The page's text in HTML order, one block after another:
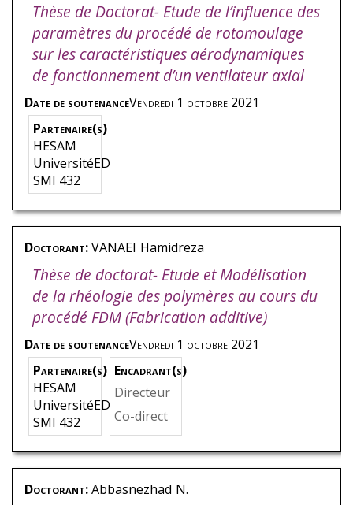
Thèse de Doctorat- Etude de l’influence des
paramètres du procédé de rotomoulage
sur les caractéristiques aérodynamiques
de fonctionnement d’un ventilateur axial
Date de soutenanceVendredi 1 octobre 2021
Partenaire(s)
HESAM
UniversitéED
SMI 432
Doctorant:VANAEI Hamidreza
Thèse de doctorat- Etude et Modélisation
de la rhéologie des polymères au cours du
procédé FDM (Fabrication additive)
Date de soutenanceVendredi 1 octobre 2021
Partenaire(s)
HESAM
UniversitéED
SMI 432
Encadrant(s)
Directeur
de thèse,
I,Sofiane
Co-direct
eur,TCH
ARKHTCH
I,Abbas
Doctorant:Abbasnezhad N.